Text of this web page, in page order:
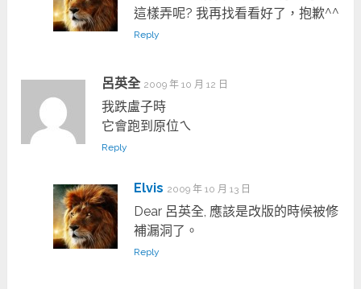
這樣弄呢? 我再找看看好了，抱歉^^
Reply
呂英全 2009 年 10 月 12 日
我跌盧子時
它會跑到原位ㄟ
Reply
Elvis 2009 年 10 月 13 日
Dear 呂英全, 應該是改版的時候被修
補漏洞了。
Reply